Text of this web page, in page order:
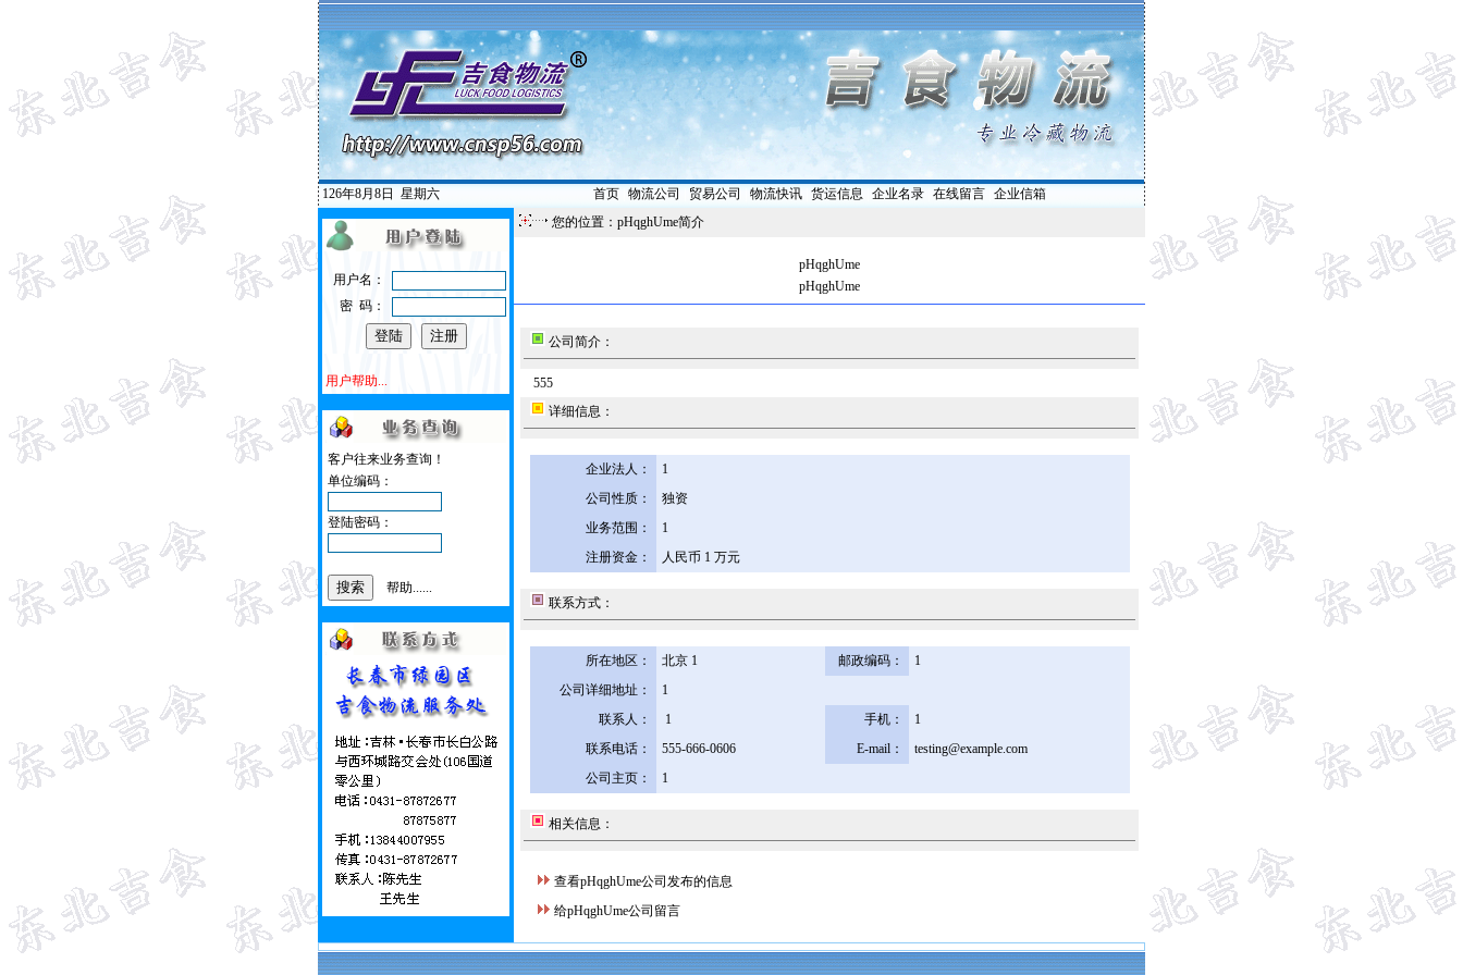
126年8月8日 星期六 首页| 物流公司 贸易公司 物流快讯| 货运信息 企业名录| 在线留言| 企业信箱
用户名：
密 码：
用户帮助...
客户往来业务查询！
单位编码：
登陆密码：
帮助......
您的位置：pHqghUme简介
pHqghUme
pHqghUme
公司简介：
555
详细信息：
企业法人：
1
公司性质：
独资
业务范围：
1
注册资金：
人民币 1 万元
联系方式：
所在地区： 北京 1 邮政编码：
1
公司详细地址：
1
联系人：
1 手机：
1
联系电话：
555-666-0606 E-mail：
testing@example.com
公司主页：
1
相关信息：
查看pHqghUme公司发布的信息
给pHqghUme公司留言